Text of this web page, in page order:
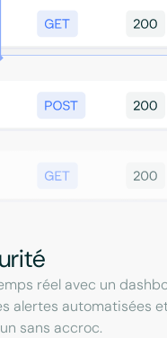
réel avec un
alertes automatisées
sans accroc.